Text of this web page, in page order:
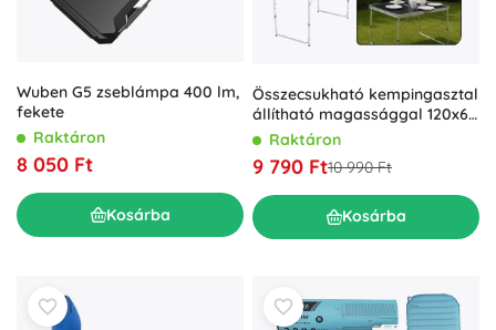
Wuben G5 zseblámpa 400 lm,
fekete
Raktáron
8 050 Ft
Kosárba
Összecsukható kempingasztal
állítható magassággal 120x60
cmRaktáron
9 790 Ft10 990 Ft
Kosárba